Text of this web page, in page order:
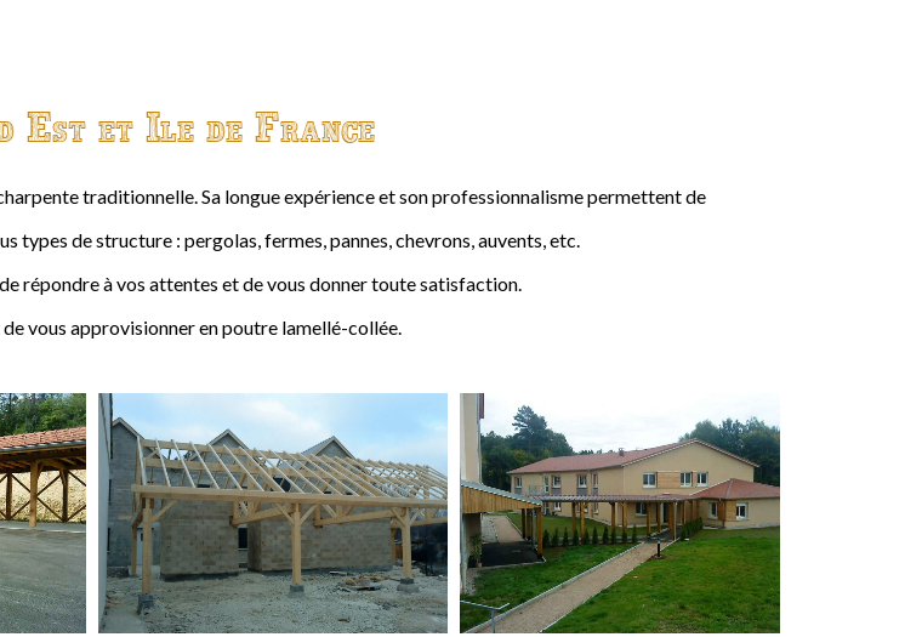
Est et Ile de France
traditionnelle. Sa longue expérience et son professionnalisme permettent de
de structure : pergolas, fermes, pannes, chevrons, auvents, etc.
répondre à vos attentes et de vous donner toute satisfaction.
vous approvisionner en poutre lamellé-collée.